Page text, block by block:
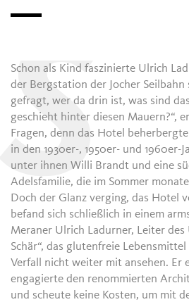
S
Schon als Kind faszinierte Ulrich
der Bergstation der Jocher Seilbahn
gefragt, wer da drin ist, was sind
geschieht hinter diesen Mauern?“,
Fragen, denn das Hotel
in den 1930er-, 1950er- und 1960er-
unter ihnen Willi Brandt und eine
Adelsfamilie, die im Sommer
Doch der Glanz verging, das Hotel
befand sich schließlich in einem
Meraner Ulrich Ladurner, Leiter des
Schär“, das glutenfreie
Verfall nicht weiter mit ansehen. Er
engagierte den renommierten
und scheute keine Kosten, um mit